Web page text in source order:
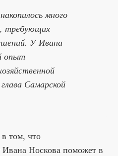
много
требующих
У Ивана
опыт
Самарской
том, что
Носкова поможет в